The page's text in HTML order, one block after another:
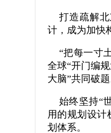
打造疏解
计，成为加快
“把每一寸
全球“开门编
大脑”共同破题
始终坚持“
用的规划设计
划体系。